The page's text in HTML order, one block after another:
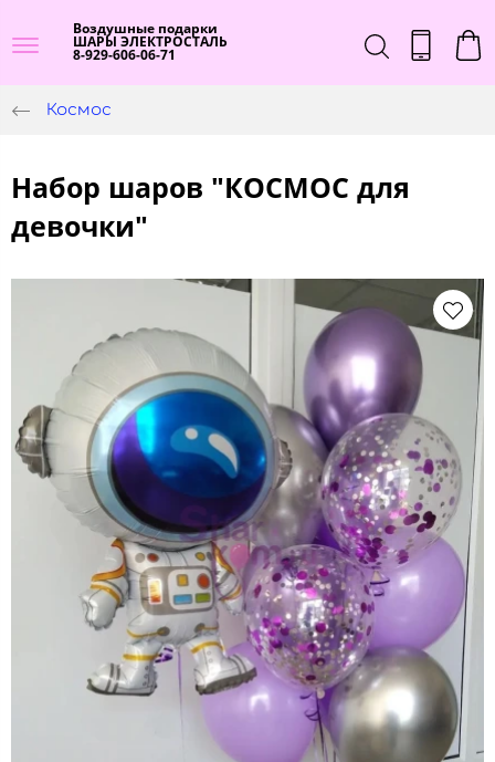
Воздушные подарки
ШАРЫ ЭЛЕКТРОСТАЛЬ
8-929-606-06-71
Космос
Набор шаров "КОСМОС для
девочки"